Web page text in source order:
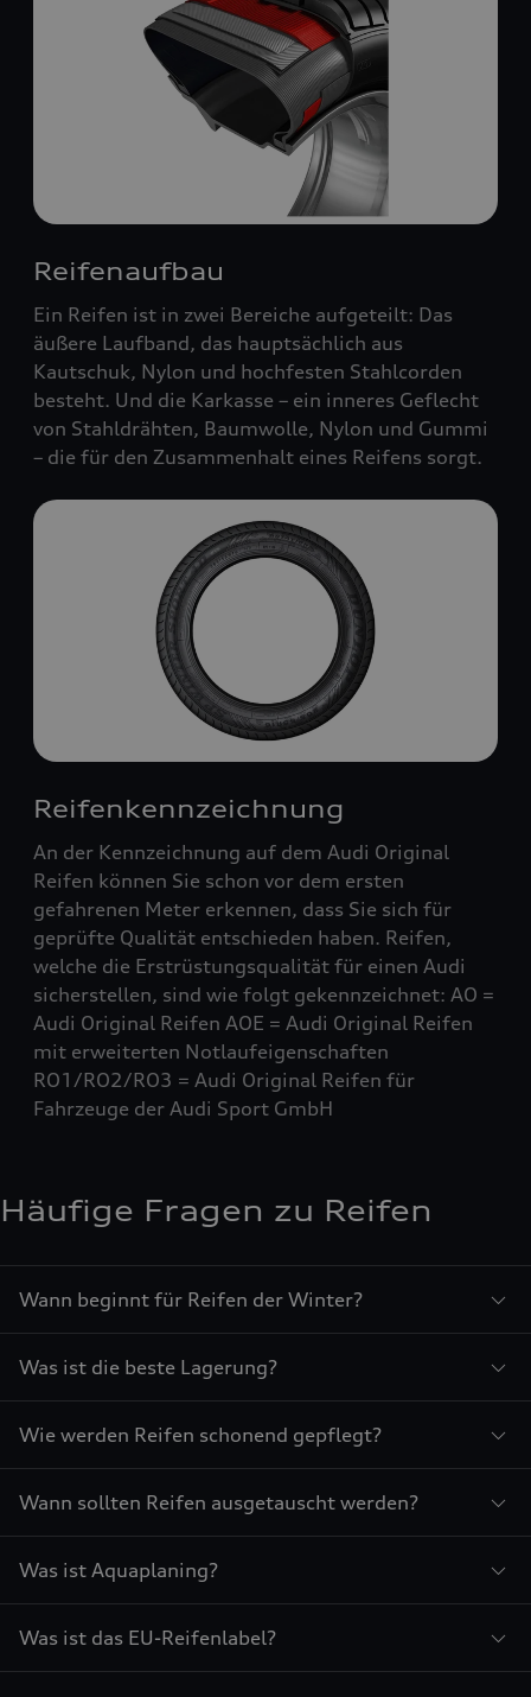
Reifenaufbau
Ein Reifen ist in zwei Bereiche aufgeteilt: Das
äußere Laufband, das hauptsächlich aus
Kautschuk, Nylon und hochfesten Stahlcorden
besteht. Und die Karkasse – ein inneres Geflecht
von Stahldrähten, Baumwolle, Nylon und Gummi
– die für den Zusammenhalt eines Reifens sorgt.
Reifenkennzeichnung
An der Kennzeichnung auf dem Audi Original
Reifen können Sie schon vor dem ersten
gefahrenen Meter erkennen, dass Sie sich für
geprüfte Qualität entschieden haben. Reifen,
welche die Erstrüstungsqualität für einen Audi
sicherstellen, sind wie folgt gekennzeichnet: AO =
Audi Original Reifen AOE = Audi Original Reifen
mit erweiterten Notlaufeigenschaften
RO1/RO2/RO3 = Audi Original Reifen für
Fahrzeuge der Audi Sport GmbH
Häufige Fragen zu Reifen
Wann beginnt für Reifen der Winter?
Was ist die beste Lagerung?
Wie werden Reifen schonend gepflegt?
Wann sollten Reifen ausgetauscht werden?
Was ist Aquaplaning?
Was ist das EU-Reifenlabel?